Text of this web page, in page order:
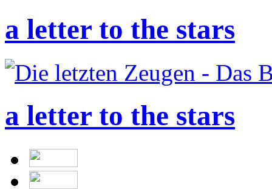
a letter to the stars
a letter to the stars